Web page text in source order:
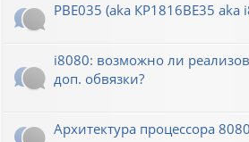
РВЕ035 (aka КР1816ВЕ35 aka
i8080: возможно ли
доп. обвязки?
Архитектура процессора 8080